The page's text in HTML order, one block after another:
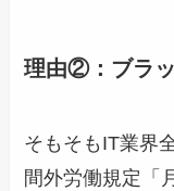
理由②：ブラ
そもそもIT業界
間外労働規定「